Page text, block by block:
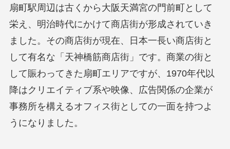
扇町駅周辺は古くから大阪天満宮の門前町として
栄え、明治時代にかけて商店街が形成されていき
ました。その商店街が現在、日本一長い商店街と
して有名な「天神橋筋商店街」です。商業の街と
して賑わってきた扇町エリアですが、1970年代以
降はクリエイティブ系や映像、広告関係の企業が
事務所を構えるオフィス街としての一面を持つよ
うになりました。